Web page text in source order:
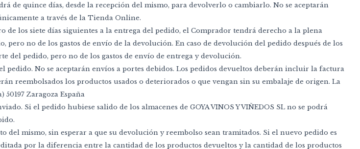
de quince días, desde la recepción del mismo, para devolverlo o cambiarlo. No se aceptarán
a través de la Tienda Online.
los siete días siguientes a la entrega del pedido, el Comprador tendrá derecho a la plena
no de los gastos de envío de la devolución. En caso de devolución del pedido después de los
pedido, pero no de los gastos de envío de entrega y devolución.
pedido. No se aceptarán envíos a portes debidos. Los pedidos devueltos deberán incluir la factura
reembolsados los productos usados o deteriorados o que vengan sin su embalaje de origen. La
Zaragoza España
Si el pedido hubiese salido de los almacenes de GOYA VINOS Y VIÑEDOS SL no se podrá
mismo, sin esperar a que su devolución y reembolso sean tramitados. Si el nuevo pedido es
por la diferencia entre la cantidad de los productos devueltos y la cantidad de los productos